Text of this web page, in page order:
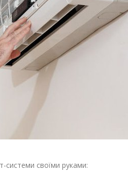
системи своїми руками: